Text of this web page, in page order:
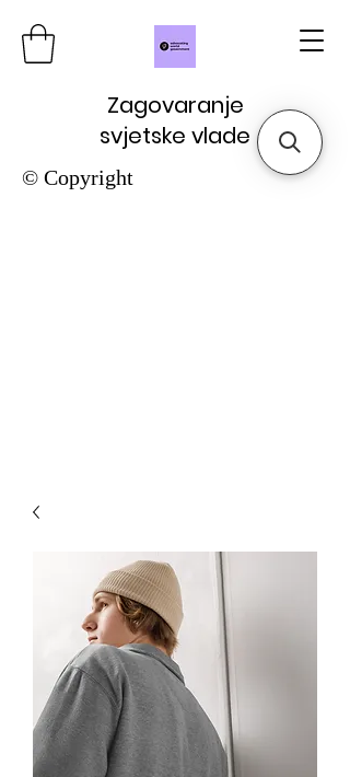
Zagovaranje
svjetske vlade
© Copyright